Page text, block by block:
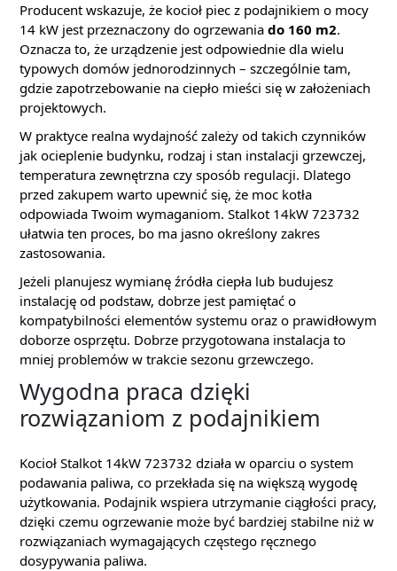
Producent wskazuje, że kocioł piec z podajnikiem o mocy
14 kW jest przeznaczony do ogrzewania do 160 m2.
Oznacza to, że urządzenie jest odpowiednie dla wielu
typowych domów jednorodzinnych – szczególnie tam,
gdzie zapotrzebowanie na ciepło mieści się w założeniach
projektowych.
W praktyce realna wydajność zależy od takich czynników
jak ocieplenie budynku, rodzaj i stan instalacji grzewczej,
temperatura zewnętrzna czy sposób regulacji. Dlatego
przed zakupem warto upewnić się, że moc kotła
odpowiada Twoim wymaganiom. Stalkot 14kW 723732
ułatwia ten proces, bo ma jasno określony zakres
zastosowania.
Jeżeli planujesz wymianę źródła ciepła lub budujesz
instalację od podstaw, dobrze jest pamiętać o
kompatybilności elementów systemu oraz o prawidłowym
doborze osprzętu. Dobrze przygotowana instalacja to
mniej problemów w trakcie sezonu grzewczego.
Wygodna praca dzięki
rozwiązaniom z podajnikiem
Kocioł Stalkot 14kW 723732 działa w oparciu o system
podawania paliwa, co przekłada się na większą wygodę
użytkowania. Podajnik wspiera utrzymanie ciągłości pracy,
dzięki czemu ogrzewanie może być bardziej stabilne niż w
rozwiązaniach wymagających częstego ręcznego
dosypywania paliwa.